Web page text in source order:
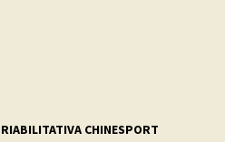
CHINESPORT